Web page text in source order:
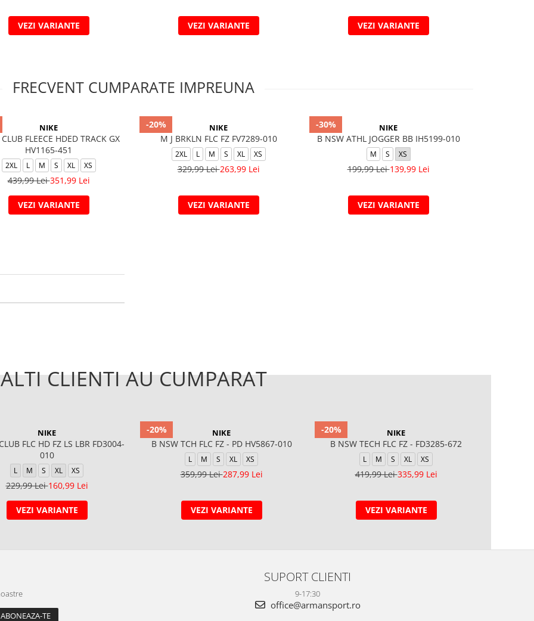
VEZI VARIANTE VEZI VARIANTE VEZI VARIANTE
FRECVENT CUMPARATE IMPREUNA
NIKE
FLEECE HDED TRACK GX
HV1165-451
2XL L M S XL XS
439,99 Lei351,99 Lei
VEZI VARIANTE
-20% NIKE
M J BRKLN FLC FZ FV7289-010
2XL L M S XL XS
329,99 Lei263,99 Lei
VEZI VARIANTE
-30% NIKE
B NSW ATHL JOGGER BB IH5199-010
M S XS
199,99 Lei139,99 Lei
VEZI VARIANTE
ALTI CLIENTI AU CUMPARAT
NIKE
FLC HD FZ LS LBR FD3004-
010
L M S XL XS
229,99 Lei160,99 Lei
VEZI VARIANTE
-20% NIKE
B NSW TCH FLC FZ - PD HV5867-010
L M S XL XS
359,99 Lei287,99 Lei
VEZI VARIANTE
-20% NIKE
B NSW TECH FLC FZ - FD3285-672
L M S XL XS
419,99 Lei335,99 Lei
VEZI VARIANTE
SUPORT CLIENTI
9-17:30
office@armansport.ro